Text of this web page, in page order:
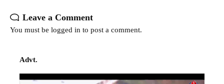
Leave a Comment
You must be logged in to post a comment.
Advt.
Video